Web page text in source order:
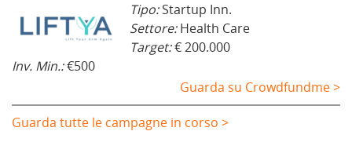
Tipo:Startup Inn.
Settore:Health Care
Target:€ 200.000
Inv. Min.:€500
Guarda su Crowdfundme >
Guarda tutte le campagne in corso >